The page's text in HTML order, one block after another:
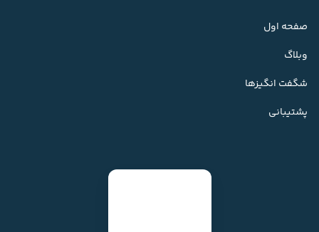
صفحه اول
وبلاگ
شگفت انگیزها
پشتیبانی